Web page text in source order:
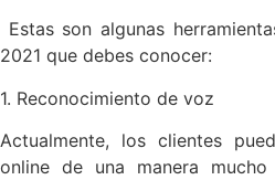
Estas son algunas
2021 que debes conocer:
1. Reconocimiento de voz
Actualmente, los clientes
online de una manera